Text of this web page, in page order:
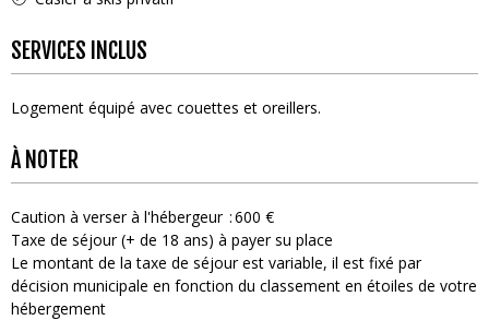
SERVICES INCLUS
Logement équipé avec couettes et oreillers
À NOTER
Caution à verser à l'hébergeur 600 €
Taxe de séjour (+ de 18 ans) à payer su place
Le montant de la taxe de séjour est variable, il est fixé par
décision municipale en fonction du classement en étoiles de votre
hébergement